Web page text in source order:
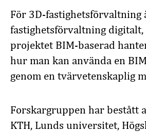
För 3D-fastighetsförvaltning
fastighetsförvaltning
projektet BIM-baserad
hur man kan använda en
genom en tvärvetenskaplig
Forskargruppen har bestått
KTH, Lunds universitet,